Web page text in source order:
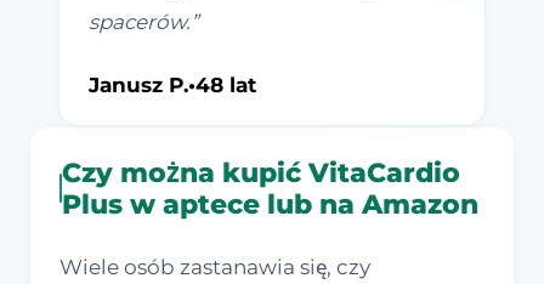
spacerów. ”
Janusz P.•48 lat
Czy można kupić VitaCardio
Plus w aptece lub na Amazon
Wiele osób zastanawia się, czy